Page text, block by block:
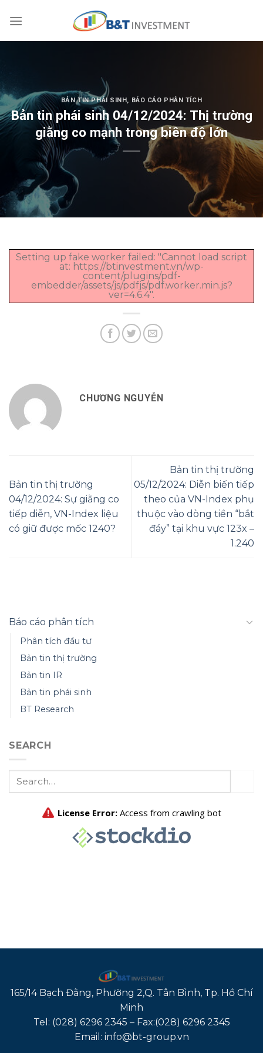
BẢN TIN PHÁI SINH , BÁO CÁO PHÂN TÍCH
Bản tin phái sinh 04/12/2024: Thị trường
giằng co mạnh trong biên độ lớn
Setting up fake worker failed: "Cannot load script
at: https://btinvestment.vn/wp-
content/plugins/pdf-
embedder/assets/js/pdfjs/pdf.worker.min.js?
ver=4.6.4".
CHƯƠNG NGUYỄN
Bản tin thị trường
04/12/2024: Sự giằng co
tiếp diễn, VN-Index liệu
có giữ được mốc 1240?
Bản tin thị trường
05/12/2024: Diễn biến tiếp
theo của VN-Index phụ
thuộc vào dòng tiền “bắt
đáy” tại khu vực 123x –
1.240
Báo cáo phân tích
Phân tích đầu tư
Bản tin thị trường
Bản tin IR
Bản tin phái sinh
BT Research
SEARCH
165/14 Bạch Đằng, Phường 2,Q. Tân Bình, Tp. Hồ Chí
Minh
Tel: (028) 6296 2345 – Fax:(028) 6296 2345
Email: info@bt-group.vn